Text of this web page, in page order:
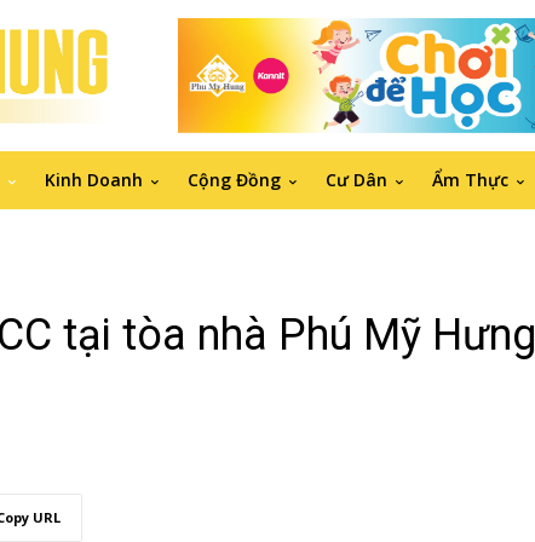
Kinh Doanh Cộng Đồng Cư Dân Ẩm Thực
tại tòa nhà Phú Mỹ Hưng
URL